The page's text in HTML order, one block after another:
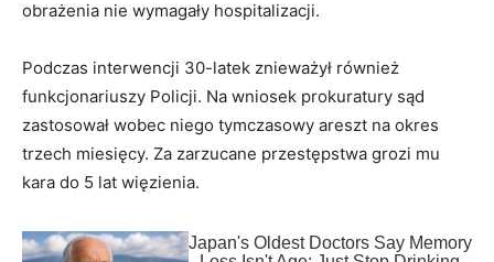
obrażenia nie wymagały hospitalizacji.
Podczas interwencji 30-latek znieważył również
funkcjonariuszy Policji. Na wniosek prokuratury sąd
zastosował wobec niego tymczasowy areszt na okres
trzech miesięcy. Za zarzucane przestępstwa grozi mu
kara do 5 lat więzienia.